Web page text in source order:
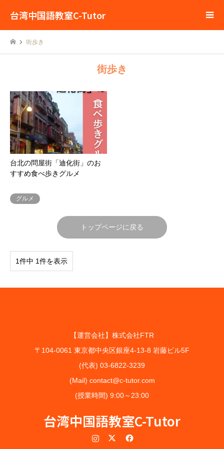
台湾中国語教室C-Tutor
街歩き
街歩き
台北の問屋街「迪化街」のお
すすめ食べ歩きグルメ
グルメ
トップページに戻る
1件中 1件を表示
【運営会社】株式会社FTR
〒104-0061 東京都中央区銀座4-13-8 岩藤ビル5F
(代表) 03-6822-3239
(Mail) contact@c-tutor.com
(授業時間) 9:00～23:00
台湾中国語教室C-Tutor